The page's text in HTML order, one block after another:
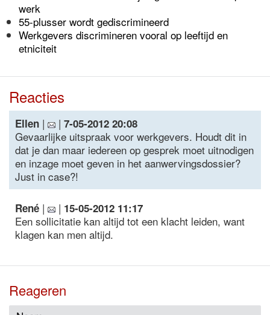
werk
55-plusser wordt gediscrimineerd
Werkgevers discrimineren vooral op leeftijd en
etniciteit
Reacties
Ellen | | 7-05-2012 20:08
Gevaarlijke uitspraak voor werkgevers. Houdt dit in
dat je dan maar iedereen op gesprek moet uitnodigen
en inzage moet geven in het aanwervingsdossier?
Just in case?!
René | | 15-05-2012 11:17
Een sollicitatie kan altijd tot een klacht leiden, want
klagen kan men altijd.
Reageren